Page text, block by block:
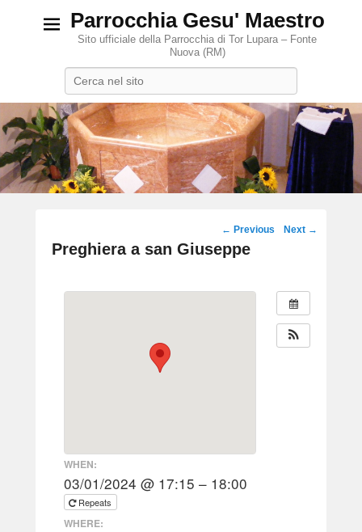
Parrocchia Gesu' Maestro
Sito ufficiale della Parrocchia di Tor Lupara – Fonte
Nuova (RM)
Post
navigation
← Previous Next →
Preghiera a san Giuseppe
WHEN:
03/01/2024 @ 17:15 – 18:00
Repeats
WHERE: